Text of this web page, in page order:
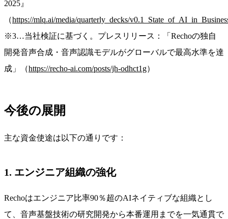
2025』
（https://mlq.ai/media/quarterly_decks/
※3…当社検証に基づく。プレスリリース：「Rechoの独自
開発音声合成・音声認識モデルがグローバルで最高水準を達
成」（https://recho-ai.com/posts/jh-odhct1g）
今後の展開
主な資金使途は以下の通りです：
1. エンジニア組織の強化
Rechoはエンジニア比率90％超のAIネイティブな組織とし
て、音声基盤技術の研究開発から本番運用までを一気通貫で